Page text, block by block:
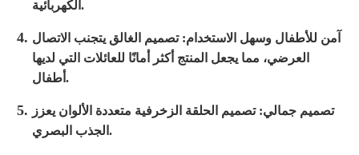
الكهربائية.
آمن للأطفال وسهل الاستخدام: تصميم الغالق يتجنب الاتصال
العرضي، مما يجعل المنتج أكثر أمانًا للعائلات التي لديها
أطفال.
تصميم جمالي: تصميم الحلقة الزخرفية متعددة الألوان يعزز
الجذب البصري.